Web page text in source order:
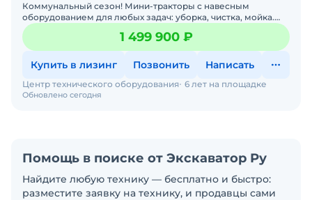
Коммунальный сезон! Мини-тракторы с навесным
оборудованием для любых задач: уборка, чистка, мойка.
Давайте подберем минитрактор под ваши задачи — просто
напиш
1 499 900 ₽
Купить в лизинг Позвонить Написать
Обновлено сегодня
Центр технического оборудования 6 лет на площадке
Помощь в поиске от Экскаватор Ру
Найдите любую технику — бесплатно и быстро:
разместите заявку на технику, и продавцы сами